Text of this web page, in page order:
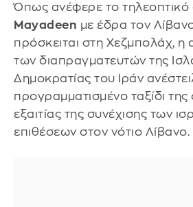
Όπως ανέφερε το τηλεοπτικό
Mayadeen με έδρα τον
πρόσκειται στη Χεζμπολάχ, η
των διαπραγματευτών της
Δημοκρατίας του Ιράν
προγραμματισμένο ταξίδι της
εξαιτίας της συνέχισης των
επιθέσεων στον νότιο Λίβανο.